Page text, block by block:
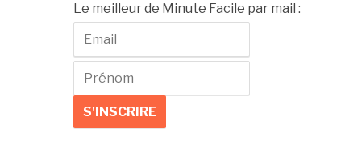
Le meilleur de Minute Facile par mail :